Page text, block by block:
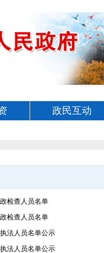
政民互动
检查人员名单
检查人员名单
法人员名单公示
法人员名单公示